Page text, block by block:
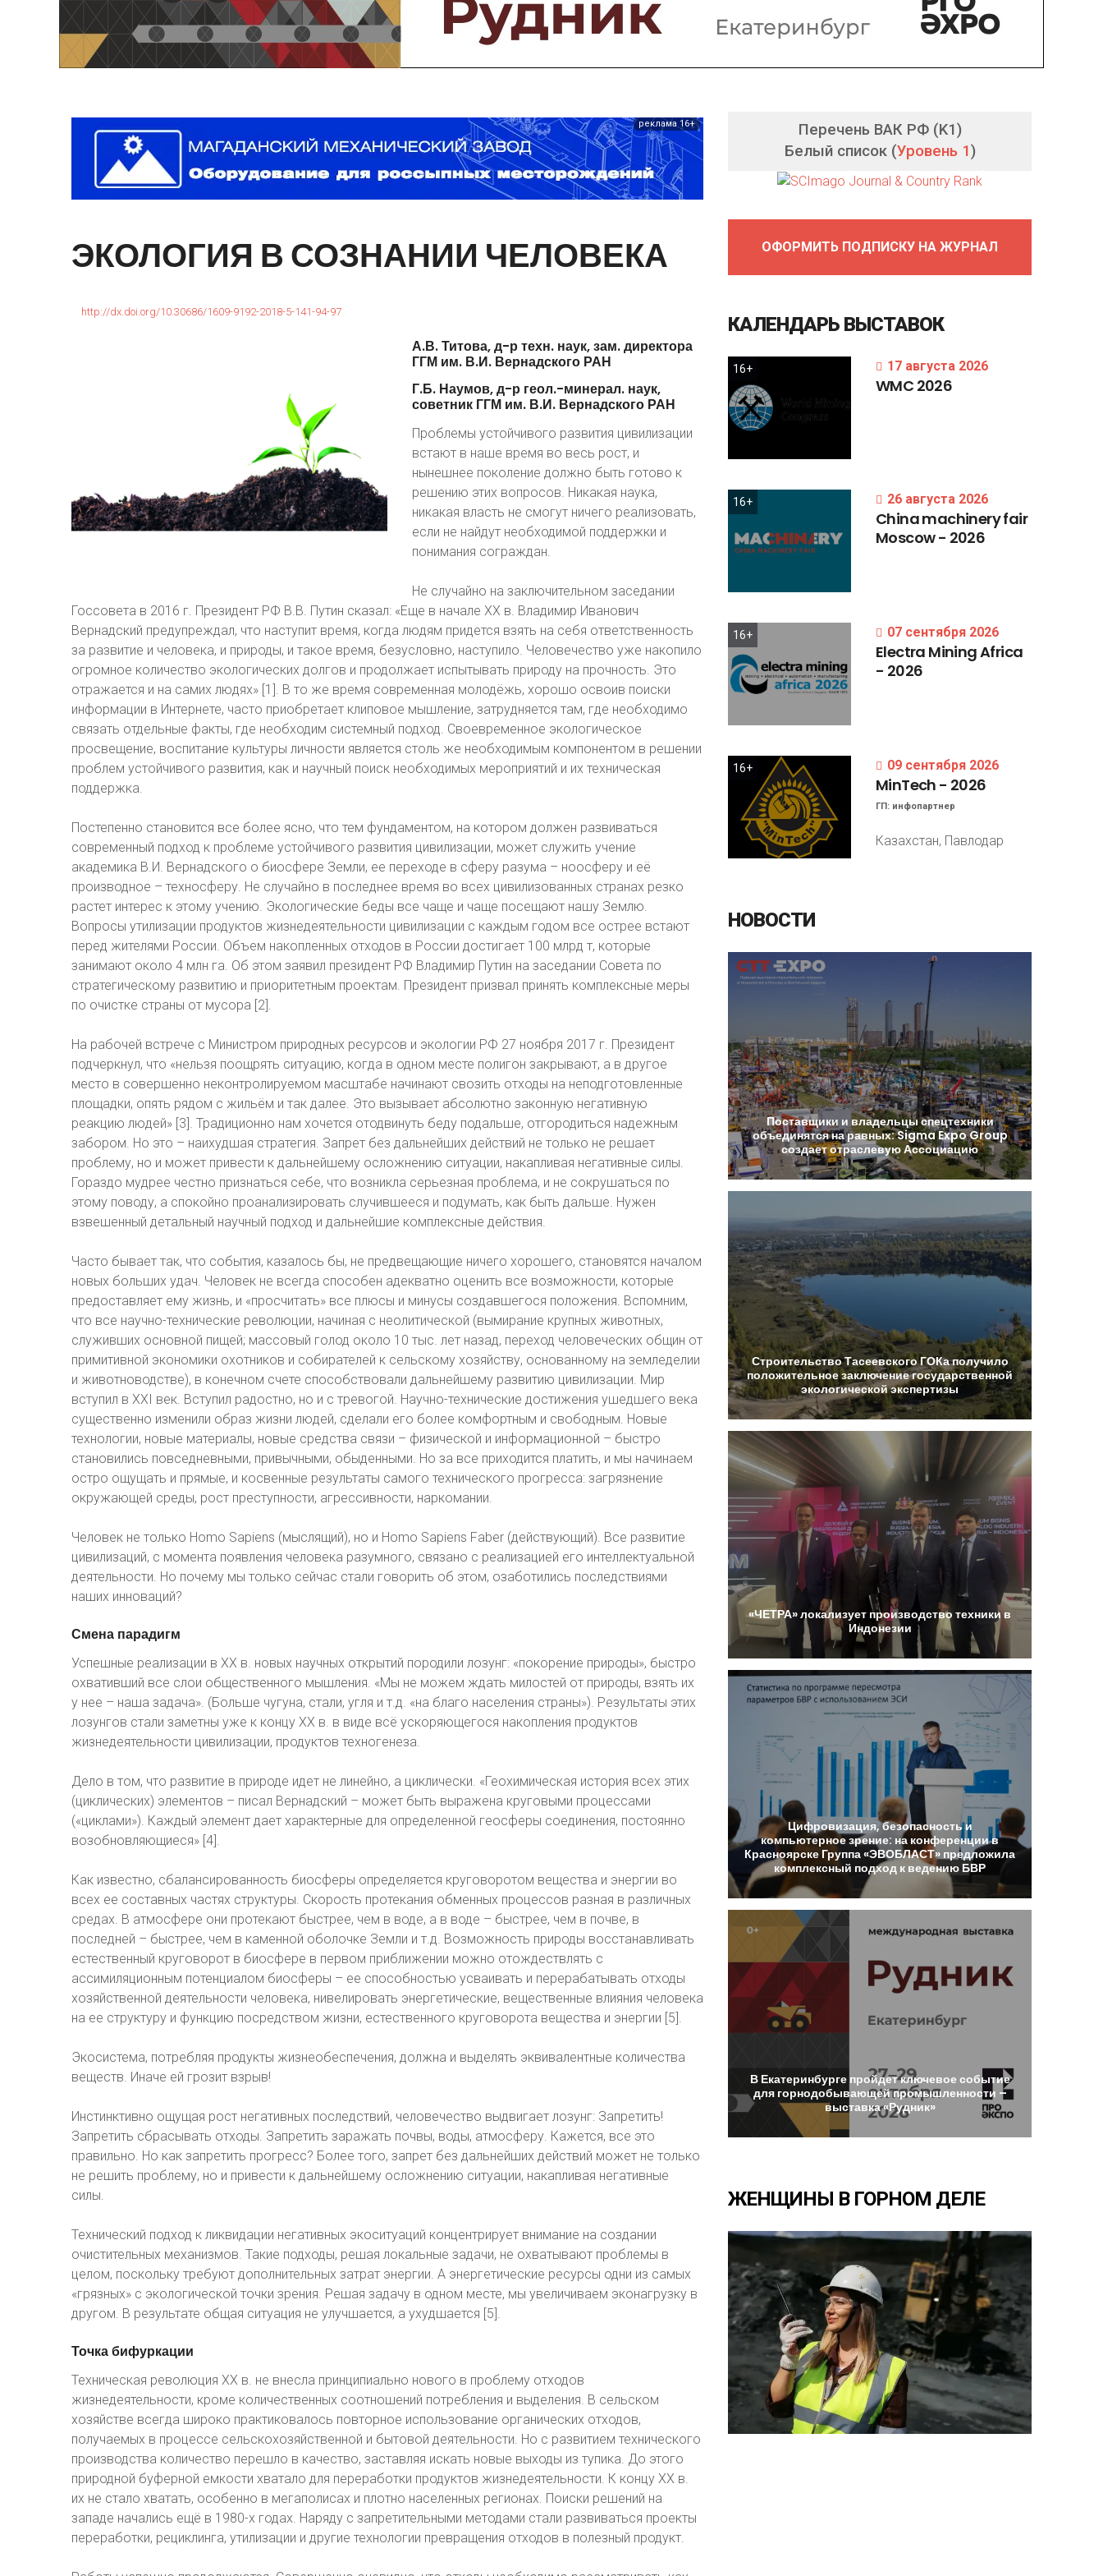
Предприятия и компании
Интервью
Выставки, Конференции
реклама 16+
ЭКОЛОГИЯ ВСОЗНАНИИ ЧЕЛОВЕКА
http://dx.doi.org/10.30686/1609-9192-2018-5-141-94-97
А.В.Титова,д-р техн. наук,зам.директора
ГГМ им. В.И. Вернадского РАН
Г.Б. Наумов,д-р геол.-минерал. наук,
советник ГГМ им. В.И. Вернадского РАН
Проблемы устойчивого развития цивилизации
встают в наше время во весь рост, и
нынешнее поколение должно быть готово к
решению этих вопросов. Никакая наука,
никакая власть не смогут ничего реализовать,
если не найдут необходимой поддержки и
понимания сограждан.
Не случайно на заключительном заседании
Госсовета в 2016 г. Президент РФ В.В. Путин сказал: «Еще в начале XX в. Владимир Иванович
Вернадский предупреждал, что наступит время, когда людям придется взять на себя ответственность
за развитие и человека, и природы, и такое время, безусловно, наступило. Человечество уже накопило
огромное количество экологических долгов и продолжает испытывать природу на прочность. Это
отражается и на самих людях» [1]. В то же время современная молодёжь, хорошо освоив поиски
информации в Интернете, часто приобретает клиповое мышление, затрудняется там, где необходимо
связать отдельные факты, где необходим системный подход. Своевременное экологическое
просвещение, воспитание культуры личности является столь же необходимым компонентом в решении
проблем устойчивого развития, как и научный поиск необходимых мероприятий и их техническая
поддержка.
Постепенно становится все более ясно, что тем фундаментом, на котором должен развиваться
современный подход к проблеме устойчивого развития цивилизации, может служить учение
академика В.И. Вернадского о биосфере Земли, ее переходе в сферу разума – ноосферу и её
производное – техносферу. Не случайно в последнее время во всех цивилизованных странах резко
растет интерес к этому учению. Экологические беды все чаще и чаще посещают нашу Землю.
Вопросы утилизации продуктов жизнедеятельности цивилизации с каждым годом все острее встают
перед жителями России. Объем накопленных отходов в России достигает 100 млрд т, которые
занимают около 4 млн га. Об этом заявил президент РФ Владимир Путин на заседании Совета по
стратегическому развитию и приоритетным проектам. Президент призвал принять комплексные меры
по очистке страны от мусора [2].
На рабочей встрече с Министром природных ресурсов и экологии РФ 27 ноября 2017 г. Президент
подчеркнул, что «нельзя поощрять ситуацию, когда в одном месте полигон закрывают, а в другое
место в совершенно неконтролируемом масштабе начинают свозить отходы на неподготовленные
площадки, опять рядом с жильём и так далее. Это вызывает абсолютно законную негативную
реакцию людей» [3]. Традиционно нам хочется отодвинуть беду подальше, отгородиться надежным
забором. Но это – наихудшая стратегия. Запрет без дальнейших действий не только не решает
проблему, но и может привести к дальнейшему осложнению ситуации, накапливая негативные силы.
Гораздо мудрее честно признаться себе, что возникла серьезная проблема, и не сокрушаться по
этому поводу, а спокойно проанализировать случившееся и подумать, как быть дальше. Нужен
взвешенный детальный научный подход и дальнейшие комплексные действия.
Часто бывает так, что события, казалось бы, не предвещающие ничего хорошего, становятся началом
новых больших удач. Человек не всегда способен адекватно оценить все возможности, которые
предоставляет ему жизнь, и «просчитать» все плюсы и минусы создавшегося положения. Вспомним,
что все научно-технические революции, начиная с неолитической (вымирание крупных животных,
служивших основной пищей; массовый голод около 10 тыс. лет назад, переход человеческих общин от
примитивной экономики охотников и собирателей к сельскому хозяйству, основанному на земледелии
и животноводстве), в конечном счете способствовали дальнейшему развитию цивилизации. Мир
вступил в XXI век. Вступил радостно, но и с тревогой. Научно-технические достижения ушедшего века
существенно изменили образ жизни людей, сделали его более комфортным и свободным. Новые
технологии, новые материалы, новые средства связи – физической и информационной – быстро
становились повседневными, привычными, обыденными. Но за все приходится платить, и мы начинаем
остро ощущать и прямые, и косвенные результаты самого технического прогресса: загрязнение
окружающей среды, рост преступности, агрессивности, наркомании.
Человек не только Homo Sapiens (мыслящий), но и Homo Sapiens Faber (действующий). Все развитие
цивилизаций, с момента появления человека разумного, связано с реализацией его интеллектуальной
деятельности. Но почему мы только сейчас стали говорить об этом, озаботились последствиями
наших инноваций?
Смена парадигм
Успешные реализации в ХХ в. новых научных открытий породили лозунг: «покорение природы», быстро
охвативший все слои общественного мышления. «Мы не можем ждать милостей от природы, взять их
у нее – наша задача». (Больше чугуна, стали, угля и т.д. «на благо населения страны»). Результаты этих
лозунгов стали заметны уже к концу XX в. в виде всё ускоряющегося накопления продуктов
жизнедеятельности цивилизации, продуктов техногенеза.
Дело в том, что развитие в природе идет не линейно, а циклически. «Геохимическая история всех этих
(циклических) элементов – писал Вернадский – может быть выражена круговыми процессами
(«циклами»). Каждый элемент дает характерные для определенной геосферы соединения, постоянно
возобновляющиеся» [4].
Как известно, сбалансированность биосферы определяется круговоротом вещества и энергии во
всех ее составных частях структуры. Скорость протекания обменных процессов разная в различных
средах. В атмосфере они протекают быстрее, чем в воде, а в воде – быстрее, чем в почве, в
последней – быстрее, чем в каменной оболочке Земли и т.д. Возможность природы восстанавливать
естественный круговорот в биосфере в первом приближении можно отождествлять с
ассимиляционным потенциалом биосферы – ее способностью усваивать и перерабатывать отходы
хозяйственной деятельности человека, нивелировать энергетические, вещественные влияния человека
на ее структуру и функцию посредством жизни, естественного круговорота вещества и энергии [5].
Экосистема, потребляя продукты жизнеобеспечения, должна и выделять эквивалентные количества
веществ. Иначе ей грозит взрыв!
Инстинктивно ощущая рост негативных последствий, человечество выдвигает лозунг: Запретить!
Запретить сбрасывать отходы. Запретить заражать почвы, воды, атмосферу. Кажется, все это
правильно. Но как запретить прогресс? Более того, запрет без дальнейших действий может не только
не решить проблему, но и привести к дальнейшему осложнению ситуации, накапливая негативные
силы.
Технический подход к ликвидации негативных экоситуаций концентрирует внимание на создании
очистительных механизмов. Такие подходы, решая локальные задачи, не охватывают проблемы в
целом, поскольку требуют дополнительных затрат энергии. А энергетические ресурсы одни из самых
«грязных» с экологической точки зрения. Решая задачу в одном месте, мы увеличиваем эконагрузку в
другом. В результате общая ситуация не улучшается, а ухудшается [5].
Точкабифуркации
Техническая революция XX в. не внесла принципиально нового в проблему отходов
жизнедеятельности, кроме количественных соотношений потребления и выделения. В сельском
хозяйстве всегда широко практиковалось повторное использование органических отходов,
получаемых в процессе сельскохозяйственной и бытовой деятельности. Но с развитием технического
производства количество перешло в качество, заставляя искать новые выходы из тупика. До этого
природной буферной емкости хватало для переработки продуктов жизнедеятельности. К концу XX в.
их не стало хватать, особенно в мегаполисах и плотно населенных регионах. Поиски решений на
западе начались ещё в 1980-х годах. Наряду с запретительными методами стали развиваться проекты
переработки, рециклинга, утилизации и другие технологии превращения отходов в полезный продукт.
Перечень ВАК РФ (K1)
Белый список (Уровень 1)
ОФОРМИТЬ ПОДПИСКУ НА ЖУРНАЛ
КАЛЕНДАРЬ ВЫСТАВОК
16+ 17 августа 2026
WMC 2026
16+ 26 августа 2026
Chinamachineryfair
Moscow- 2026
16+ 07 сентября 2026
Electra MiningAfrica
- 2026
16+ 09 сентября 2026
MinTech - 2026
ГП: инфопартнер
Казахстан, Павлодар
НОВОСТИ
Поставщики и владельцыспецтехники
объединятсянаравных:SigmaExpoGroup
создаетотраслевуюАссоциацию
СтроительствоТасеевскогоГОКаполучило
положительноезаключениегосударственной
экологическойэкспертизы
«ЧЕТРА»локализует производство техникив
Индонезии
Цифровизация,безопасностьи
компьютерноезрение: на конференциив
Красноярске Группа«ЭВОБЛАСТ» предложила
комплексный подход к ведению БВР
В Екатеринбурге пройдетключевоесобытие
для горнодобывающейпромышленности –
выставка«Рудник»
ЖЕНЩИНЫ В ГОРНОМ ДЕЛЕ